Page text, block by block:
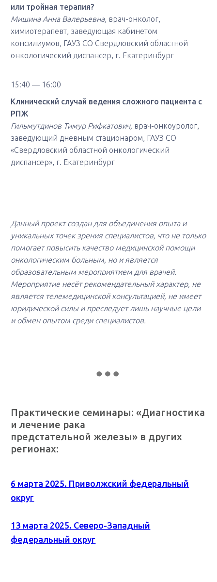
или тройная терапия?
Мишина Анна Валерьевна, врач-онколог,
химиотерапевт, заведующая кабинетом
консилиумов, ГАУЗ СО Свердловский областной
онкологический диспансер, г. Екатеринбург
15:40 — 16:00
Клинический случай ведения сложного пациента с
РПЖ
Гильмутдинов Тимур Рифкатович, врач-онкоуролог,
заведующий дневным стационаром, ГАУЗ СО
«Свердловский областной онкологический
диспансер», г. Екатеринбург
Данный проект создан для объединения опыта и
уникальных точек зрения специалистов, что не только
помогает повысить качество медицинской помощи
онкологическим больным, но и является
образовательным мероприятием для врачей.
Мероприятие несёт рекомендательный характер, не
является телемедицинской консультацией, не имеет
юридической силы и преследует лишь научные цели
и обмен опытом среди специалистов.
Практические семинары: «Диагностика
и лечение рака
предстательной железы» в других
регионах:
6 марта 2025. Приволжский федеральный
округ
13 марта 2025. Северо-Западный
федеральный округ